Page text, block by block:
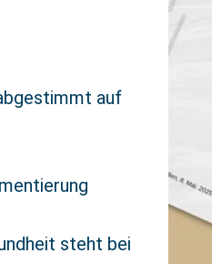
auf
steht bei